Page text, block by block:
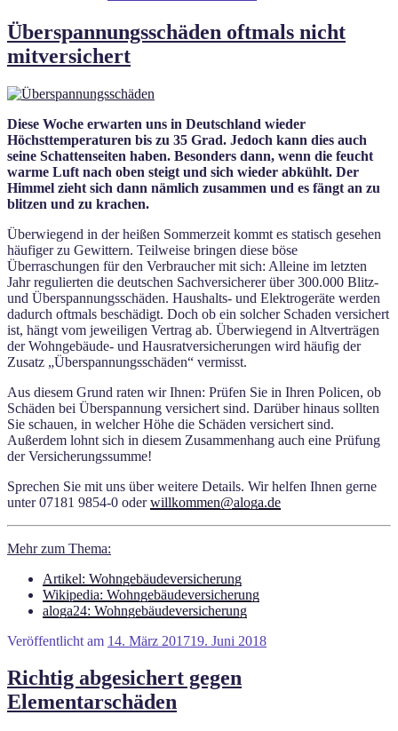
Überspannungsschäden oftmals nicht
mitversichert
Diese Woche erwarten uns in Deutschland wieder
Höchsttemperaturen bis zu 35 Grad. Jedoch kann dies auch
seine Schattenseiten haben. Besonders dann, wenn die feucht
warme Luft nach oben steigt und sich wieder abkühlt. Der
Himmel zieht sich dann nämlich zusammen und es fängt an zu
blitzen und zu krachen.
Überwiegend in der heißen Sommerzeit kommt es statisch gesehen
häufiger zu Gewittern. Teilweise bringen diese böse
Überraschungen für den Verbraucher mit sich: Alleine im letzten
Jahr regulierten die deutschen Sachversicherer über 300.000 Blitz-
und Überspannungsschäden. Haushalts- und Elektrogeräte werden
dadurch oftmals beschädigt. Doch ob ein solcher Schaden versichert
ist, hängt vom jeweiligen Vertrag ab. Überwiegend in Altverträgen
der Wohngebäude- und Hausratversicherungen wird häufig der
Zusatz „Überspannungsschäden“ vermisst.
Aus diesem Grund raten wir Ihnen: Prüfen Sie in Ihren Policen, ob
Schäden bei Überspannung versichert sind. Darüber hinaus sollten
Sie schauen, in welcher Höhe die Schäden versichert sind.
Außerdem lohnt sich in diesem Zusammenhang auch eine Prüfung
der Versicherungssumme!
Sprechen Sie mit uns über weitere Details. Wir helfen Ihnen gerne
unter 07181 9854-0 oderwillkommen@aloga.de
Mehr zum Thema:
Artikel: Wohngebäudeversicherung
Wikipedia: Wohngebäudeversicherung
aloga24: Wohngebäudeversicherung
Veröffentlicht am 14. März 201719. Juni 2018
Richtig abgesichert gegen
Elementarschäden